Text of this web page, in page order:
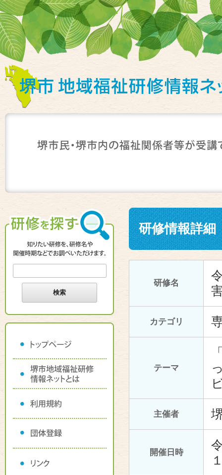
研修情報詳細
研修名
カテゴリ
テーマ
主催者
開催日時